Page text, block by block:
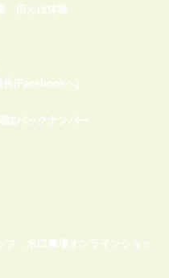
田んぼ体験
告(Facebookへ)
誌バックナンバー
プ
水口農場オンラインショッ